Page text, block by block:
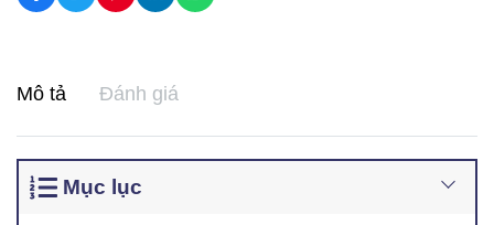
Mô tả Đánh giá
Mục lục